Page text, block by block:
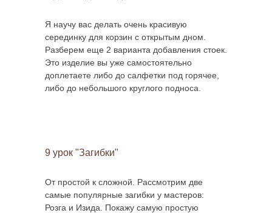
Я научу вас делать очень красивую
серединку для корзин с открытым дном.
Разберем еще 2 варианта добавления стоек.
Это изделие вы уже самостоятельно
доплетаете либо до салфетки под горячее,
либо до небольшого круглого подноса.
9 урок "Загибки"
От простой к сложной. Рассмотрим две
самые популярные загибки у мастеров:
Розга и Изида. Покажу самую простую